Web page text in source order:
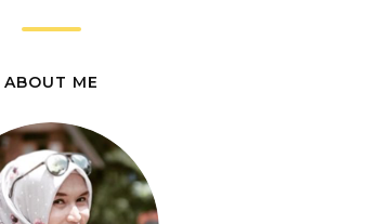
ABOUT ME